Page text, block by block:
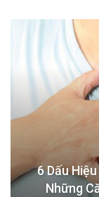
6 Dấu
Những